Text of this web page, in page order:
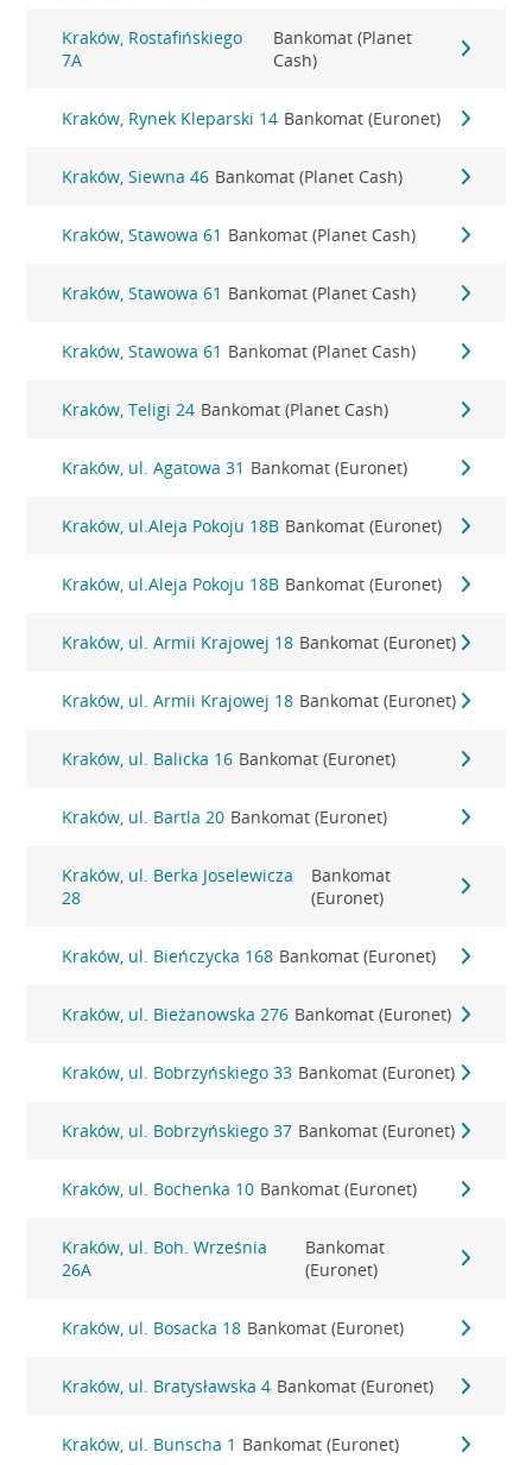
Kraków, Rostafińskiego
7A
Bankomat (Planet
Cash)
Kraków, Rynek Kleparski 14 Bankomat (Euronet)
Kraków, Siewna 46 Bankomat (Planet Cash)
Kraków, Stawowa 61 Bankomat (Planet Cash)
Kraków, Stawowa 61 Bankomat (Planet Cash)
Kraków, Stawowa 61 Bankomat (Planet Cash)
Kraków, Teligi 24 Bankomat (Planet Cash)
Kraków, ul. Agatowa 31 Bankomat (Euronet)
Kraków, ul.Aleja Pokoju 18B Bankomat (Euronet)
Kraków, ul.Aleja Pokoju 18B Bankomat (Euronet)
Kraków, ul. Armii Krajowej 18 Bankomat (Euronet)
Kraków, ul. Armii Krajowej 18 Bankomat (Euronet)
Kraków, ul. Balicka 16 Bankomat (Euronet)
Kraków, ul. Bartla 20 Bankomat (Euronet)
Kraków, ul. Berka Joselewicza
28
Bankomat
(Euronet)
Kraków, ul. Bieńczycka 168 Bankomat (Euronet)
Kraków, ul. Bieżanowska 276 Bankomat (Euronet)
Kraków, ul. Bobrzyńskiego 33 Bankomat (Euronet)
Kraków, ul. Bobrzyńskiego 37 Bankomat (Euronet)
Kraków, ul. Bochenka 10 Bankomat (Euronet)
Kraków, ul. Boh. Września
26A
Bankomat
(Euronet)
Kraków, ul. Bosacka 18 Bankomat (Euronet)
Kraków, ul. Bratysławska 4 Bankomat (Euronet)
Kraków, ul. Bunscha 1 Bankomat (Euronet)